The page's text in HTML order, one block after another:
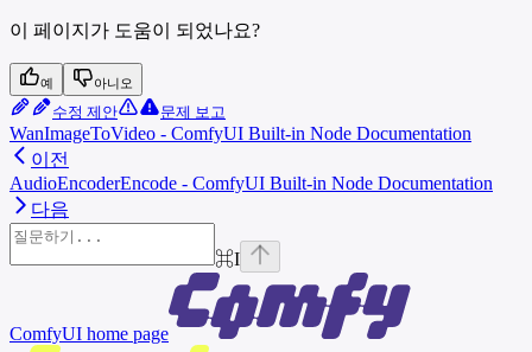
이 페이지가 도움이 되었나요?
예 아니오
수정 제안 문제 보고
WanImageToVideo - ComfyUI Built-in Node Documentation
이전
AudioEncoderEncode - ComfyUI Built-in Node Documentation
다음
⌘I
ComfyUI home page